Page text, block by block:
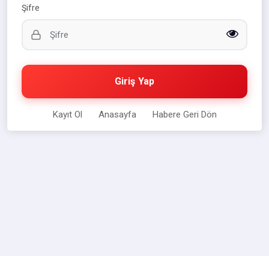
Şifre
Giriş Yap
Kayıt Ol Anasayfa Habere Geri Dön